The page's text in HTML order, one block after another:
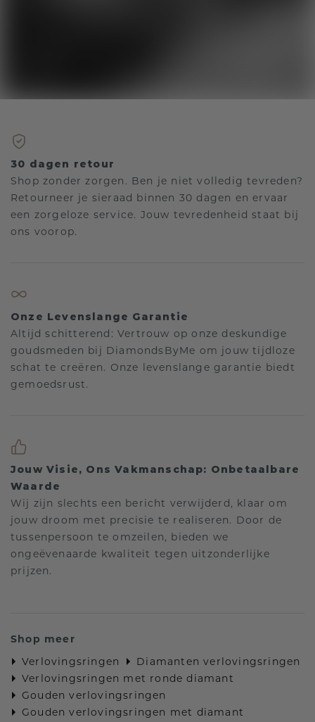
30 dagen retour
Shop zonder zorgen. Ben je niet volledig tevreden?
Retourneer je sieraad binnen 30 dagen en ervaar
een zorgeloze service. Jouw tevredenheid staat bij
ons voorop.
Onze Levenslange Garantie
Altijd schitterend: Vertrouw op onze deskundige
goudsmeden bij DiamondsByMe om jouw tijdloze
schat te creëren. Onze levenslange garantie biedt
gemoedsrust.
Jouw Visie, Ons Vakmanschap: Onbetaalbare
Waarde
Wij zijn slechts een bericht verwijderd, klaar om
jouw droom met precisie te realiseren. Door de
tussenpersoon te omzeilen, bieden we
ongeëvenaarde kwaliteit tegen uitzonderlijke
prijzen.
Shop meer
Verlovingsringen
Diamanten verlovingsringen
Verlovingsringen met ronde diamant
Gouden verlovingsringen
Gouden verlovingsringen met diamant